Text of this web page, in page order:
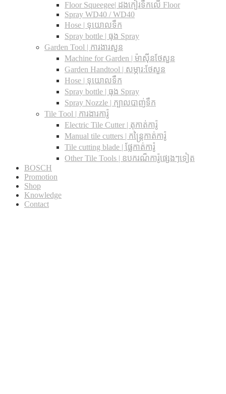
Floor Squeegee| ដងកៀរទឺកលើ Floor
Spray WD40 / WD40
Hose | ទុយោលទឹក
Spray bottle | ធុង Spray
Garden Tool | ការងារសួន
Machine for Garden | ម៉ាស៊ីនថែសួន
Garden Handtool | សម្ភារ:ថែសួន
Hose | ទុយោលទឹក
Spray bottle | ធុង Spray
Spray Nozzle | ក្បាលបាញ់ទឹក
Tile Tool | ការងារការ៉ូ
Electric Tile Cutter | តុកាត់ការ៉ូ
Manual tile cutters | កន្ត្រៃកាត់ការ៉ូ
Tile cutting blade | ផ្លែកាត់ការ៉ូ
Other Tile Tools | ឧបករណ៏ការ៉ូផ្សេងៗទៀត
BOSCH
Promotion
Shop
Knowledge
Contact